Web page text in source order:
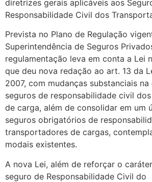
diretrizes gerais aplicáveis aos
Responsabilidade Civil dos
Prevista no Plano de Regulação
Superintendência de Seguros
regulamentação leva em conta a Lei
que deu nova redação ao art. 13 da
2007, com mudanças substanciais
seguros de responsabilidade civil
de carga, além de consolidar em um
seguros obrigatórios de
transportadores de cargas,
modais existentes.
A nova Lei, além de reforçar o
seguro de Responsabilidade Civil do